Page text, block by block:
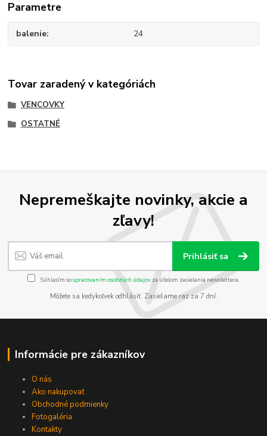
Parametre
balenie 24
Tovar zaradený v kategóriách
VENCOVKY
OSTATNÉ
Nepremeškajte novinky, akcie a
zľavy!
Prihlásiť sa
Súhlasím sospracovaním osobných údajov za účelom zasielania newslettera.
Môžete sa kedykoľvek odhlásiť. Zasielame raz za 7 dní.
Informácie pre zákazníkov
O nás
Ako nakupovať
Obchodné podmienky
Fotogaléria
Kontakty